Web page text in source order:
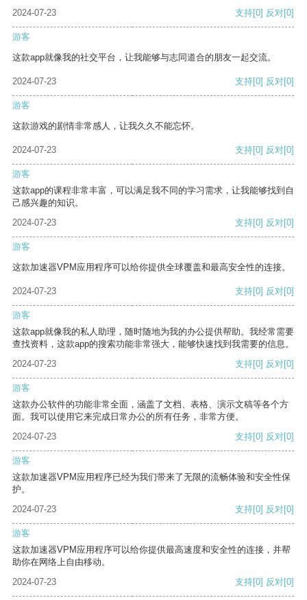
2024-07-23 支持[0] 反对[0]
游客
这款app就像我的社交平台，让我能够与志同道合的朋友一起交流。
2024-07-23 支持[0] 反对[0]
游客
这款游戏的剧情非常感人，让我久久不能忘怀。
2024-07-23 支持[0] 反对[0]
游客
这款app的课程非常丰富，可以满足我不同的学习需求，让我能够找到自
己感兴趣的知识。
2024-07-23
支持[0] 反对[0]
游客
这款加速器VPM应用程序可以给你提供全球覆盖和最高安全性的连接。
2024-07-23 支持[0] 反对[0]
游客
这款app就像我的私人助理，随时随地为我的办公提供帮助。我经常需要
查找资料，这款app的搜索功能非常强大，能够快速找到我需要的信息。
2024-07-23
支持[0] 反对[0]
游客
这款办公软件的功能非常全面，涵盖了文档、表格、演示文稿等各个方
面。我可以使用它来完成日常办公的所有任务，非常方便。
2024-07-23
支持[0] 反对[0]
游客
这款加速器VPM应用程序已经为我们带来了无限的流畅体验和安全性保
护。
2024-07-23
支持[0] 反对[0]
游客
这款加速器VPM应用程序可以给你提供最高速度和安全性的连接，并帮
助你在网络上自由移动。
2024-07-23
支持[0] 反对[0]